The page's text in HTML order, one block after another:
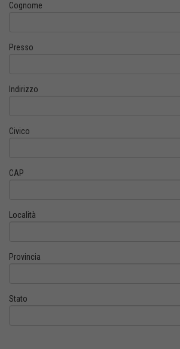
Cognome
Presso
Indirizzo
Civico
CAP
Località
Provincia
Stato